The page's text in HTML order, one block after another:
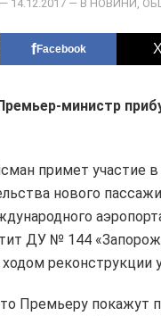
— 14.12.2017 — В НОВИНИ
Facebook
министр
примет участие
нового
ДУ № 144
реконструкции
Премьеру покажут